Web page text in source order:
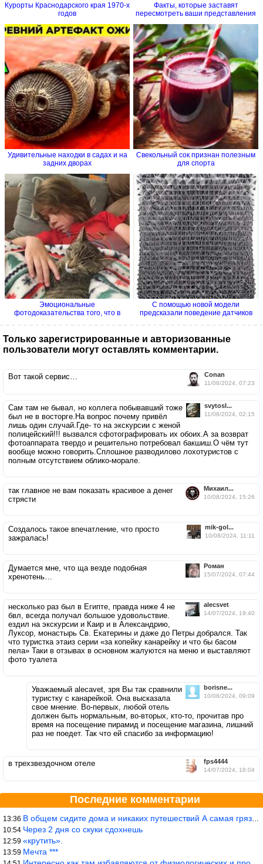
Курорты Краснодарского края 1970-х
годов
Факты, которые заставят
пересмотреть ваши представления
Удивительные находки в садах и на
задних дворах
Свекольный сок признан полезным
для спорта
Эмоциональные
фотодоказательства того, что в
С помощью новой модели
предсказали поведение датчиков
Только зарегистрированные и авторизованные
пользователи могут оставлять комментарии.
Conan
11/08/2024, 07:23
Вот такой сервис…
svytosl...
11/08/2024, 02:15
Сам там не бывал, но коллега побывавший тоже
был не в восторге.На вопрос почему привёл
лишь один случай.Где- то на экскурсии с женой
полицейский!!! вызвался сфотографировать их обоих.А за возврат
фотоаппарата твердо и решительно потребовал бакшиш.О чём тут
вообще можно говорить.Сплошное разводилово лохотуристов с
полным отсутствием облико-морале.
Михаил...
10/08/2024, 15:26
так главное не вам показать красивое а денег
стрясти
mik-gol...
10/08/2024, 11:11
Создалось такое впечатление, что просто
зажралась!
Роман
15/07/2024, 07:44
Думается мне, что ща везде подобная
хренотень…
alecsvet
14/07/2024, 19:40
несколько раз был в Египте, правда ниже 4 не
бвл, всегда получал большое удовольствие.
ездил на экскурсии и Каир и в Александрию,
Луксор, монастырь Св. Екатерины и даже до Петры добрался. Так
что туристка этаиз серии «за копейку канарейку и что бы басом
пела» Таки в отзывах в основном жалуются на меню и выставляют
фото туалета
borisne...
10/08/2024, 09:09
Уважаемый alecavet, зря Вы так сравнили
туристку с канарейкой. Она высказала
свое мнение. Во-первых, любой отель
должен быть нормальным, во-вторых, кто-то, прочитав про
время на посещение пирамид и посещение магазина, лишний
раз не поедет. Так что ей спасибо за информацию!
fps4444
14/07/2024, 18:04
в трехзвездочном отеле
Последние комментарии
13:36 В общем сидите дома и никаких путешествий А самая грязная в от
10:54 Через 2 дня со скуки сдохнешь
12:59 «крутить».
13:59 Мечта ***